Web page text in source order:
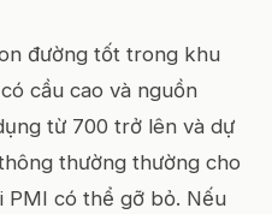
đường tốt trong khu
cầu cao và nguồn
từ 700 trở lên và dự
thường thường cho
PMI có thể gỡ bỏ. Nếu